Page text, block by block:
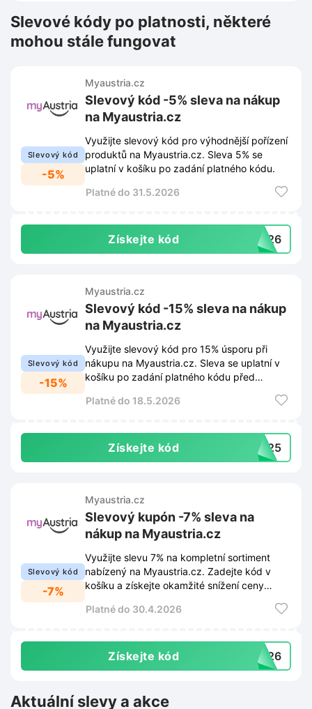
Slevové kódy po platnosti, některé
mohou stále fungovat
Slevový kód
-5%
Myaustria.cz
Slevový kód -5% sleva na nákup
na Myaustria.cz
Využijte slevový kód pro výhodnější pořízení
produktů na Myaustria.cz. Sleva 5% se
uplatní v košíku po zadání platného kódu.
Platné do 31.5.2026
Získejte kód Q126
Slevový kód
-15%
Myaustria.cz
Slevový kód -15% sleva na nákup
na Myaustria.cz
Využijte slevový kód pro 15% úsporu při
nákupu na Myaustria.cz. Sleva se uplatní v
košíku po zadání platného kódu před
Platné do 18.5.2026
Získejte kód UM25
Slevový kód
-7%
Myaustria.cz
Slevový kupón -7% sleva na
nákup na Myaustria.cz
Využijte slevu 7% na kompletní sortiment
nabízený na Myaustria.cz. Zadejte kód v
košíku a získejte okamžité snížení ceny
Platné do 30.4.2026
Získejte kód Q226
Aktuální slevy a akce